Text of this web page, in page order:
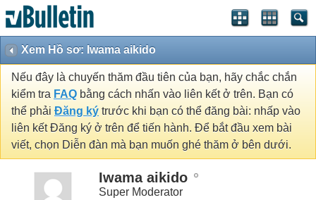
Xem Hồ sơ: Iwama aikido
Nếu đây là chuyến thăm đầu tiên của bạn, hãy chắc chắn
kiểm tra FAQ bằng cách nhấn vào liên kết ở trên. Bạn có
thể phải Đăng ký trước khi bạn có thể đăng bài: nhấp vào
liên kết Đăng ký ở trên để tiến hành. Để bắt đầu xem bài
viết, chọn Diễn đàn mà bạn muốn ghé thăm ở bên dưới.
Iwama aikido
Super Moderator